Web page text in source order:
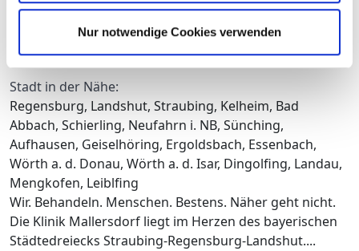
Nur notwendige Cookies verwenden
Krankenhausstraße 6
84066 Mallersdorf-Pfaffenberg
Stadt in der Nähe:
Regensburg, Landshut, Straubing, Kelheim, Bad
Abbach, Schierling, Neufahrn i. NB, Sünching,
Aufhausen, Geiselhöring, Ergoldsbach, Essenbach,
Wörth a. d. Donau, Wörth a. d. Isar, Dingolfing, Landau,
Mengkofen, Leiblfing
Wir. Behandeln. Menschen. Bestens. Näher geht nicht.
Die Klinik Mallersdorf liegt im Herzen des bayerischen
Städtedreiecks Straubing-Regensburg-Landshut....